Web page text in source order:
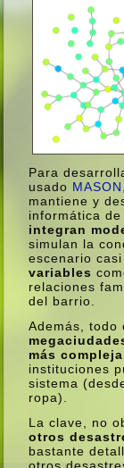
Para
usado MASON
mantiene y
informática
integran
simulan la
escenario
variables
relaciones
del barrio.
Además,
más compleja
instituciones
sistema
ropa).
La clave, no
otros
bastante